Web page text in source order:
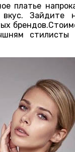
платье
Зайдите
стилисты